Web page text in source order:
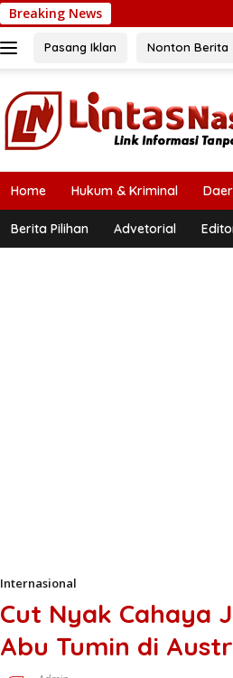
Breaking News
Pasang Iklan Nonton Berita
Home Hukum & Kriminal
Berita Pilihan Advetorial
Internasional
Cut Nyak Cahaya
Abu Tumin di